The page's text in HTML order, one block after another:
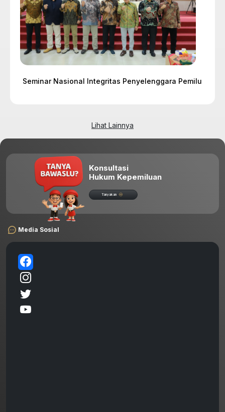
Seminar Nasional Integritas Penyelenggara Pemilu
Lihat Lainnya
Media Sosial
Konsultasi
Hukum Kepemiluan
Tanyakan